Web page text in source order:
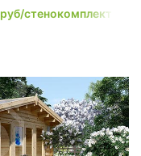
руб/стенокомплект